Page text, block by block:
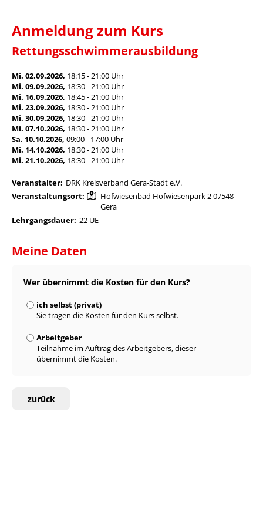
Anmeldung zum Kurs
Rettungsschwimmerausbildung
Mi. 02.09.2026, 18:15 - 21:00 Uhr
Mi. 09.09.2026, 18:30 - 21:00 Uhr
Mi. 16.09.2026, 18:45 - 21:00 Uhr
Mi. 23.09.2026, 18:30 - 21:00 Uhr
Mi. 30.09.2026, 18:30 - 21:00 Uhr
Mi. 07.10.2026, 18:30 - 21:00 Uhr
Sa. 10.10.2026, 09:00 - 17:00 Uhr
Mi. 14.10.2026, 18:30 - 21:00 Uhr
Mi. 21.10.2026, 18:30 - 21:00 Uhr
Veranstalter: DRK Kreisverband Gera-Stadt e.V.
Veranstaltungsort:
Hofwiesenbad Hofwiesenpark 2 07548
Gera
Lehrgangsdauer: 22 UE
Meine Daten
Wer übernimmt die Kosten für den Kurs?
ich selbst (privat)
Sie tragen die Kosten für den Kurs selbst.
Arbeitgeber
Teilnahme im Auftrag des Arbeitgebers, dieser
übernimmt die Kosten.
zurück